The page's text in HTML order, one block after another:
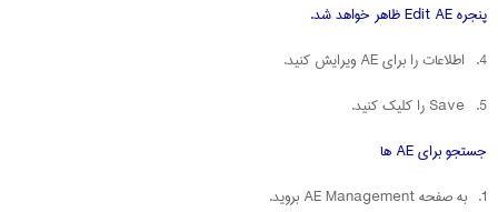
پنجره Edit AE ظاهر خواهد شد.
4. اطلاعات را برای AE ویرایش کنید.
5. Save را کلیک کنید.
جستجو برای AE ها
1. به صفحه AE Management بروید.